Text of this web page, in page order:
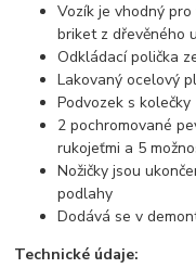
Vozík je vhodný
briket z dřevěného
Odkládací polička
Lakovaný ocelový
Podvozek s kolečky
2 pochromované
rukojeťmi a 5
Nožičky jsou
podlahy
Dodává se v
Technické údaje: